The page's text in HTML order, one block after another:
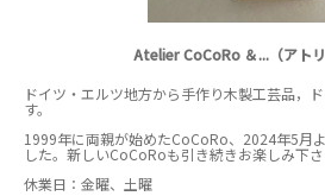
Atelier CoCoRo ＆...（アトリ
ドイツ・エルツ地方から手作り木製工芸品，
す。
1999年に両親が始めたCoCoRo、2024年5月
した。新しいCoCoRoも引き続きお楽しみ下さ
休業日：金曜、土曜